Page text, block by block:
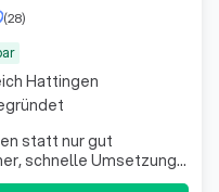
(28)
statt nur gut
schnelle Umsetzung
Hattingen